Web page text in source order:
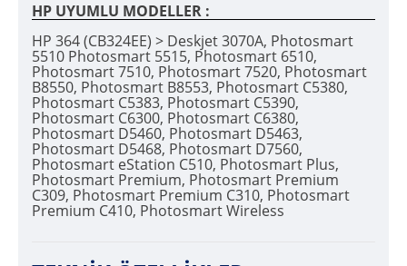
HP UYUMLU MODELLER :
HP 364 (CB324EE) > Deskjet 3070A, Photosmart
5510 Photosmart 5515, Photosmart 6510,
Photosmart 7510, Photosmart 7520, Photosmart
B8550, Photosmart B8553, Photosmart C5380,
Photosmart C5383, Photosmart C5390,
Photosmart C6300, Photosmart C6380,
Photosmart D5460, Photosmart D5463,
Photosmart D5468, Photosmart D7560,
Photosmart eStation C510, Photosmart Plus,
Photosmart Premium, Photosmart Premium
C309, Photosmart Premium C310, Photosmart
Premium C410, Photosmart Wireless